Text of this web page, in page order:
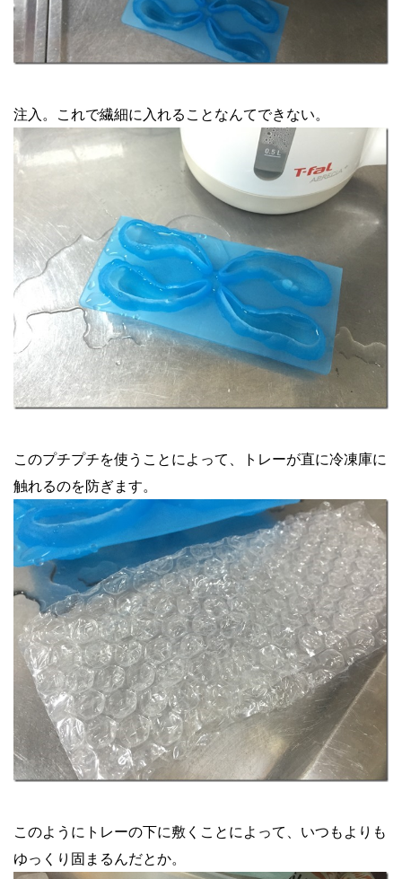
注入。これで繊細に入れることなんてできない。
このプチプチを使うことによって、トレーが直に冷凍庫に
触れるのを防ぎます。
このようにトレーの下に敷くことによって、いつもよりも
ゆっくり固まるんだとか。